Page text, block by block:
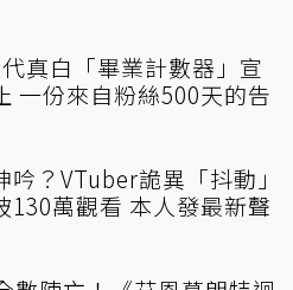
代真白「畢業計數器」宣
一份來自粉絲500天的告
吟？VTuber詭異「抖動」
130萬觀看 本人發最新聲